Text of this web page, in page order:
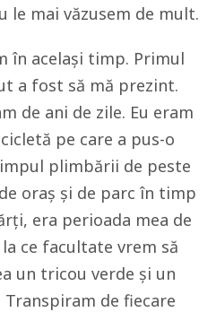
le mai văzusem de mult.
în același timp. Primul
a fost să mă prezint.
de ani de zile. Eu eram
pe care a pus-o
plimbării de peste
oraș și de parc în timp
era perioada mea de
ce facultate vrem să
un tricou verde și un
de fiecare